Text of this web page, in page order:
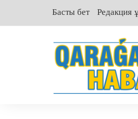
Басты бет Редакция